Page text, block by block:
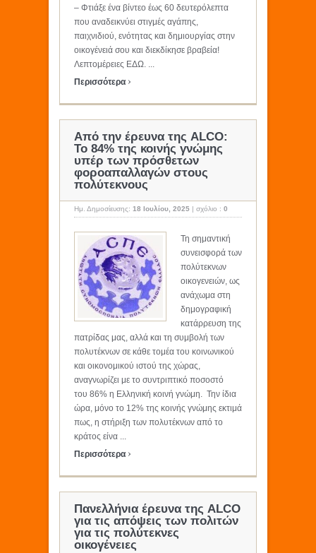
– Φτιάξε ένα βίντεο έως 60 δευτερόλεπτα
που αναδεικνύει στιγμές αγάπης,
παιχνιδιού, ενότητας και δημιουργίας στην
οικογένειά σου και διεκδίκησε βραβεία!
Λεπτομέρειες ΕΔΩ. ...
Περισσότερα ›
Από την έρευνα της ALCO:
Το 84% της κοινής γνώμης
υπέρ των πρόσθετων
φοροαπαλλαγών στους
πολύτεκνους
Ημ. Δημοσίευσης: 18 Ιουλίου, 2025 | σχόλιο : 0
Τη σημαντική
συνεισφορά των
πολύτεκνων
οικογενειών, ως
ανάχωμα στη
δημογραφική
κατάρρευση της
πατρίδας μας, αλλά και τη συμβολή των
πολυτέκνων σε κάθε τομέα του κοινωνικού
και οικονομικού ιστού της χώρας,
αναγνωρίζει με το συντριπτικό ποσοστό
του 86% η Ελληνική κοινή γνώμη. Την ίδια
ώρα, μόνο το 12% της κοινής γνώμης εκτιμά
πως, η στήριξη των πολυτέκνων από το
κράτος είνα ...
Περισσότερα ›
Πανελλήνια έρευνα της ALCO
για τις απόψεις των πολιτών
για τις πολύτεκνες
οικογένειες